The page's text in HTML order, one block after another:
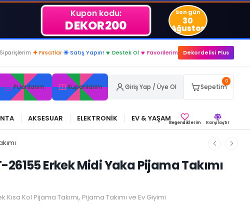
Kupon kodu:
DEKOR200
Son gün
30
Ağustos
Siparişlerim ✦ Fırsatlar ☀ Satış Yapın! ♥ Destek Ol ♥ Favorilerim Dekordelisi Plus
Puanlarım Kuponlarım Giriş Yap / Üye Ol
0
Sepetim
AKSESUAR ELEKTRONİK EV & YAŞAMBeğendiklerim Karşılaştır
26155 Erkek Midi Yaka Pijama Takımı
Kısa Kol Pijama Takımı, Pijama Takımı ve Ev Giyimi